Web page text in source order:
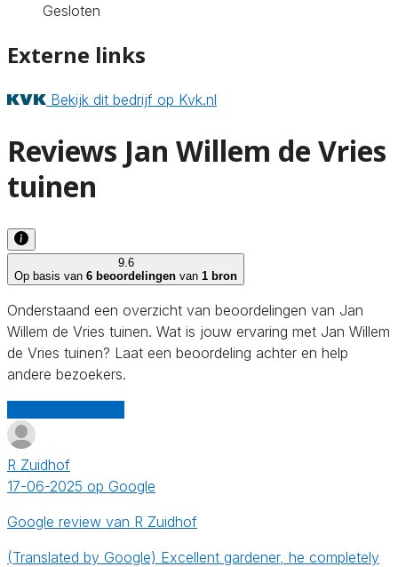
Gesloten
Externe links
Bekijk dit bedrijf op Kvk.nl
Reviews Jan Willem de Vries
tuinen
9.6
Op basis van 6 beoordelingen van 1 bron
Onderstaand een overzicht van beoordelingen van Jan
Willem de Vries tuinen. Wat is jouw ervaring met Jan Willem
de Vries tuinen? Laat een beoordeling achter en help
andere bezoekers.
R Zuidhof
17-06-2025 op Google
Google review van R Zuidhof
(Translated by Google) Excellent gardener, he completely